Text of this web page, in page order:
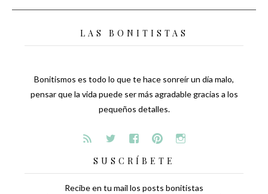
de
entradas
LAS BONITISTAS
Bonitismos es todo lo que te hace sonreír un día malo,
pensar que la vida puede ser más agradable gracias a los
pequeños detalles.
SUSCRÍBETE
Recibe en tu mail los posts bonitistas